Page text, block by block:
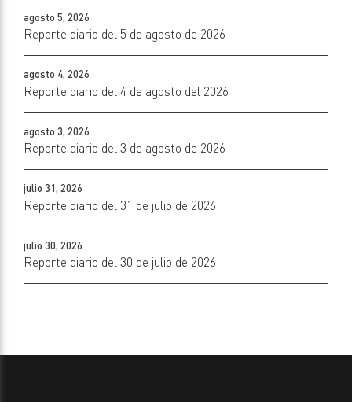
agosto 5, 2026
Reporte diario del 5 de agosto de 2026
agosto 4, 2026
Reporte diario del 4 de agosto del 2026
agosto 3, 2026
Reporte diario del 3 de agosto de 2026
julio 31, 2026
Reporte diario del 31 de julio de 2026
julio 30, 2026
Reporte diario del 30 de julio de 2026